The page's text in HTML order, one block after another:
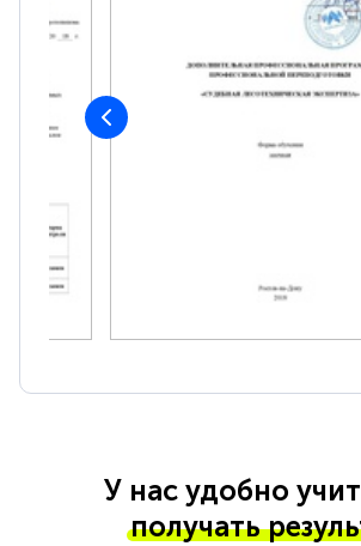
У нас удобно
получать